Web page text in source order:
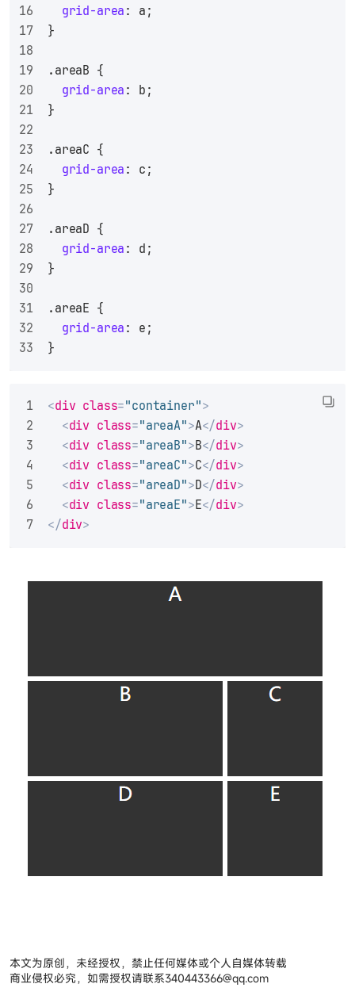
grid-area : a;
}
.areaB {
grid-area : b;
}
.areaC {
grid-area : c;
}
.areaD {
grid-area : d;
}
.areaE {
grid-area : e;
}
<div class="container">
<div class="areaA">A</div>
<div class="areaB">B</div>
<div class="areaC">C</div>
<div class="areaD">D</div>
<div class="areaE">E</div>
</div>
本文为原创，未经授权，禁止任何媒体或个人自媒体转载
商业侵权必究，如需授权请联系340443366@qq.com